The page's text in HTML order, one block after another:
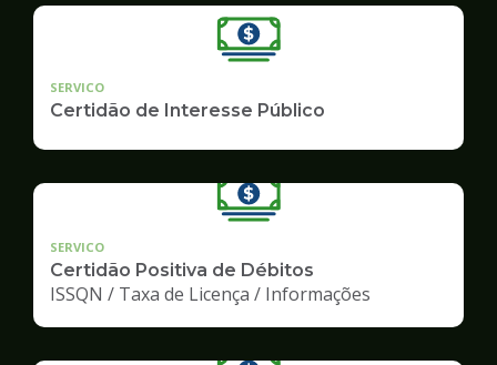
SERVICO
Certidão de Interesse Público
SERVICO
Certidão Positiva de Débitos
ISSQN / Taxa de Licença / Informações